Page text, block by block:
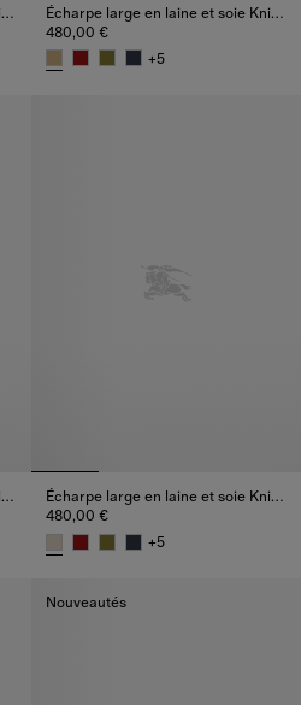
Écharpe large en laine et soie Knight Check
Écharpe large en laine et soie Knight Check
480,00 €
+5
Écharpe large en laine et soie Knight Check
Écharpe large en laine et soie Knight Check
480,00 €
+5
Nouveautés